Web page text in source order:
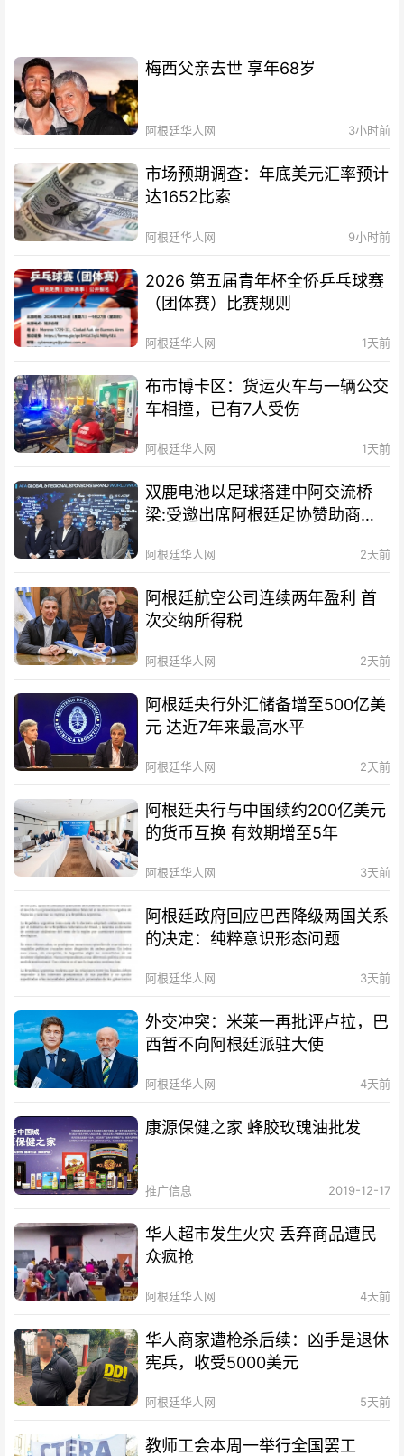
梅西父亲去世 享年68岁
阿根廷华人网 3小时前
市场预期调查：年底美元汇率预计
达1652比索
阿根廷华人网 9小时前
2026 第五届青年杯全侨乒乓球赛
（团体赛）比赛规则
阿根廷华人网 1天前
布市博卡区：货运火车与一辆公交
车相撞，已有7人受伤
阿根廷华人网 1天前
双鹿电池以足球搭建中阿交流桥
梁:受邀出席阿根廷足协赞助商招
阿根廷华人网 2天前
阿根廷航空公司连续两年盈利 首
次交纳所得税
阿根廷华人网 2天前
阿根廷央行外汇储备增至500亿美
元 达近7年来最高水平
阿根廷华人网 2天前
阿根廷央行与中国续约200亿美元
的货币互换 有效期增至5年
阿根廷华人网 3天前
阿根廷政府回应巴西降级两国关系
的决定：纯粹意识形态问题
阿根廷华人网 3天前
外交冲突：米莱一再批评卢拉，巴
西暂不向阿根廷派驻大使
阿根廷华人网 4天前
康源保健之家 蜂胶玫瑰油批发
推广信息 2019-12-17
华人超市发生火灾 丢弃商品遭民
众疯抢
阿根廷华人网 4天前
华人商家遭枪杀后续：凶手是退休
宪兵，收受5000美元
阿根廷华人网 5天前
教师工会本周一举行全国罢工